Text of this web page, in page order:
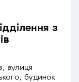
з
вулиця
будинок